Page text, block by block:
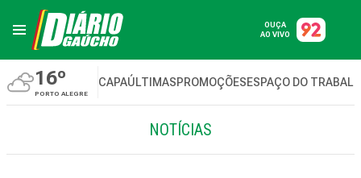
OUÇA
AO VIVO
16º
PORTO ALEGRE
CAPAÚLTIMASPROMOÇÕESESPAÇO DO
NOTÍCIAS